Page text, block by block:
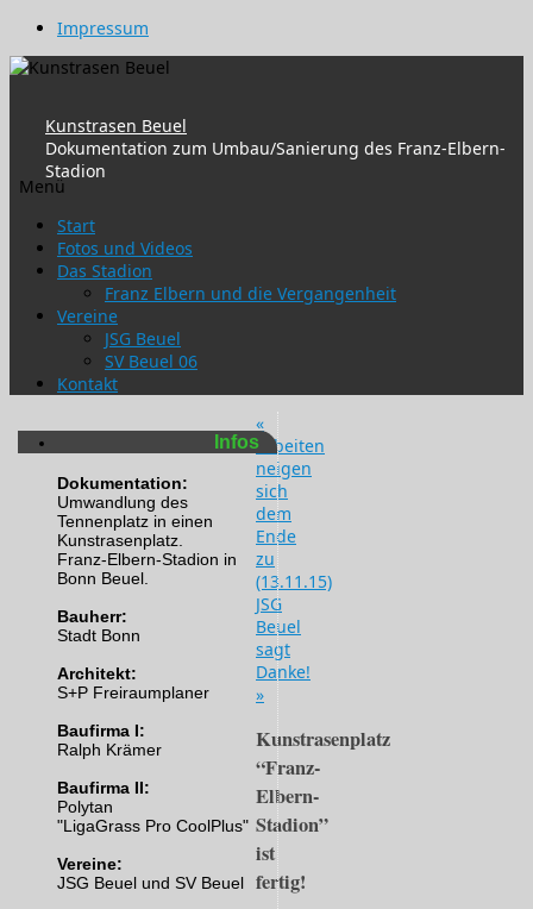
Impressum
Kunstrasen Beuel
Dokumentation zum Umbau/Sanierung des Franz-Elbern-
Stadion
Menü
Zum
Inhalt
springen
Start
Fotos und Videos
Das Stadion
Franz Elbern und die Vergangenheit
Vereine
JSG Beuel
SV Beuel 06
Kontakt
«
Arbeiten
neigen
sich
dem
Ende
zu
(13.11.15)
JSG
Beuel
sagt
Danke!
»
Kunstrasenplatz
“Franz-
Elbern-
Stadion”
ist
fertig!
Infos
Dokumentation:
Umwandlung des
Tennenplatz in einen
Kunstrasenplatz.
Franz-Elbern-Stadion in
Bonn Beuel.
Bauherr:
Stadt Bonn
Architekt:
S+P Freiraumplaner
Baufirma I:
Ralph Krämer
Baufirma II:
Polytan
"LigaGrass Pro CoolPlus"
Vereine:
JSG Beuel und SV Beuel